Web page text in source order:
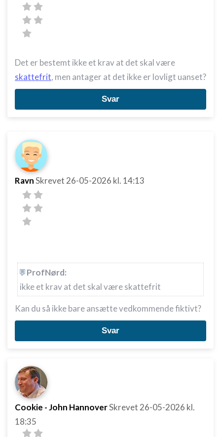
Det er bestemt ikke et krav at det skal være
skattefrit, men antager at det ikke er lovligt uanset?
Svar
RavnSkrevet 26-05-2026 kl. 14:13
ProfNørd:
ikke et krav at det skal være skattefrit
Kan du så ikke bare ansætte vedkommende fiktivt?
Svar
Cookie - John HannoverSkrevet 26-05-2026 kl.
18:35